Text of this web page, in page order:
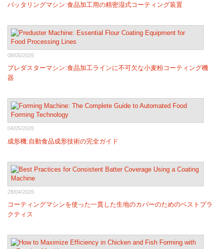
バッタリングマシン:食品加工用の精密湿式コーティング装置
08/05/2026
プレダスターマシン:食品加工ラインに不可欠な小麦粉コーティング機
器
04/05/2026
成形機:自動食品成形技術の完全ガイド
28/04/2026
コーティングマシンを使った一貫した生地のカバーのためのベストプラ
クティス